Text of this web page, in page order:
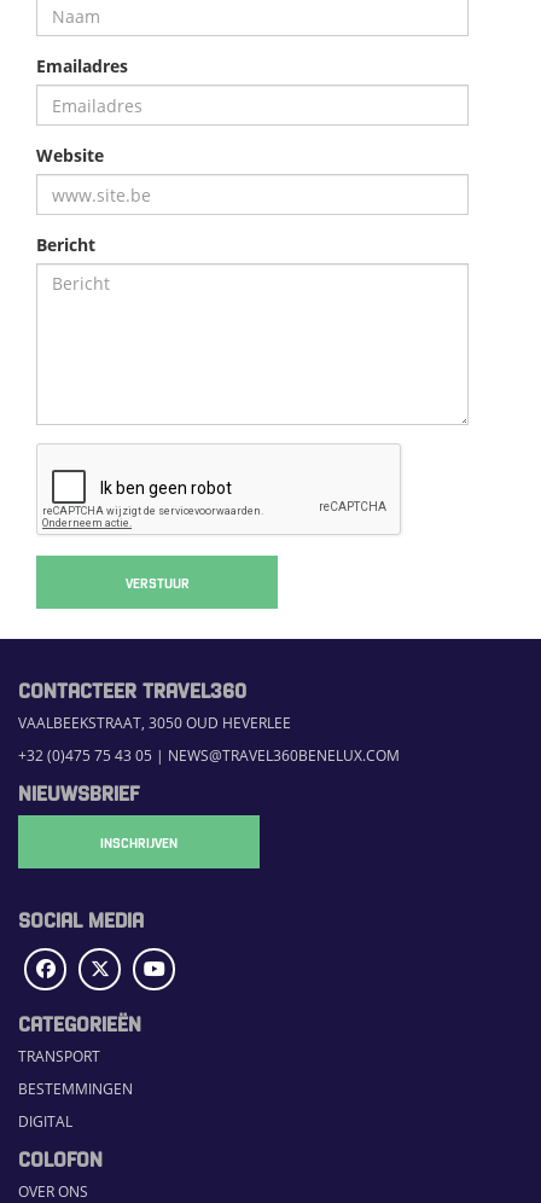
Emailadres
Website
Bericht
VERSTUUR
CONTACTEER TRAVEL360
VAALBEEKSTRAAT, 3050 OUD HEVERLEE
+32 (0)475 75 43 05 | NEWS@TRAVEL360BENELUX.COM
NIEUWSBRIEF
INSCHRIJVEN
SOCIAL MEDIA
CATEGORIEËN
TRANSPORT
BESTEMMINGEN
DIGITAL
COLOFON
OVER ONS